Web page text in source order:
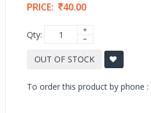
PRICE: 40.00
Qty:
OUT OF STOCK
To order this product by phone :